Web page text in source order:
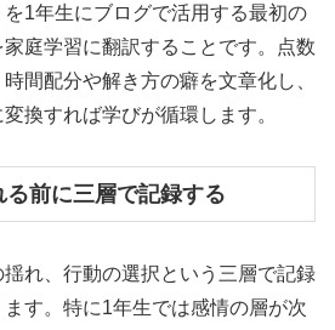
1年生にブログで活用する最初の
庭学習に翻訳することです。点数
間配分や解き方の癖を文章化し、
換すれば学びが循環します。
前に三層で記録する
れ、行動の選択という三層で記録
す。特に1年生では感情の層が次